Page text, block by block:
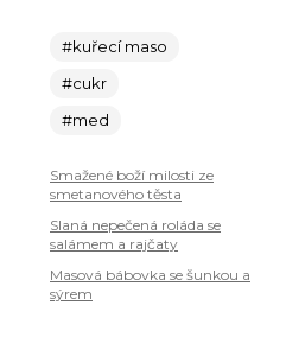
#kuřecí maso
#cukr
#med
Smažené boží milosti ze
smetanového těsta
Slaná nepečená roláda se
salámem a rajčaty
Masová bábovka se šunkou a
sýrem